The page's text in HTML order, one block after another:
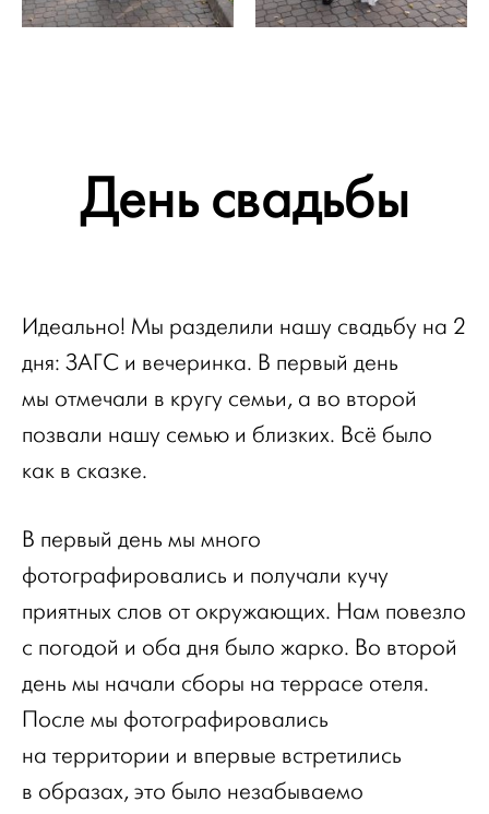
День свадьбы
Идеально! Мы разделили нашу свадьбу на 2
дня: ЗАГС и вечеринка. В первый день
мы отмечали в кругу семьи, а во второй
позвали нашу семью и близких. Всё было
как в сказке.
В первый день мы много
фотографировались и получали кучу
приятных слов от окружающих. Нам повезло
с погодой и оба дня было жарко. Во второй
день мы начали сборы на террасе отеля.
После мы фотографировались
на территории и впервые встретились
в образах, это было незабываемо